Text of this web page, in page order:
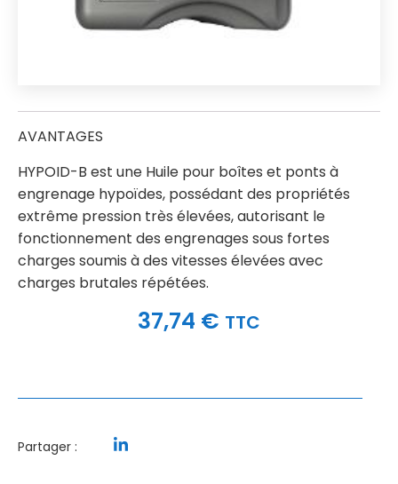
AVANTAGES
HYPOID-B est une Huile pour boîtes et ponts à
engrenage hypoïdes, possédant des propriétés
extrême pression très élevées, autorisant le
fonctionnement des engrenages sous fortes
charges soumis à des vitesses élevées avec
charges brutales répétées.
37,74 € TTC
Partager :